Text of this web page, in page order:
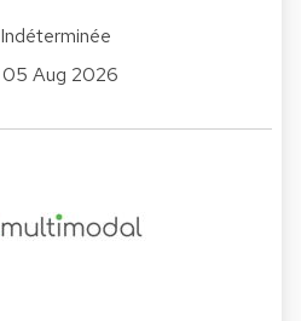
Indéterminée
05 Aug 2026